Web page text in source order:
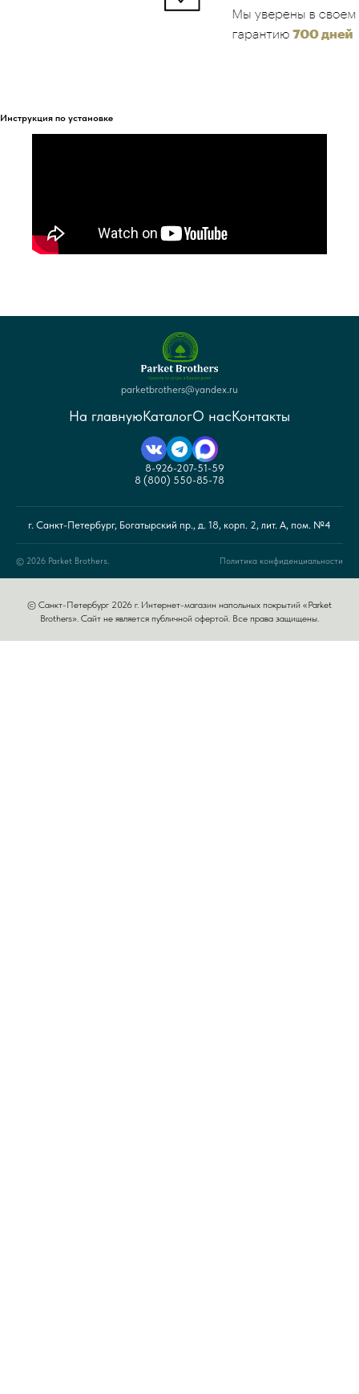
Инструкция по установке
parketbrothers@yandex.ru
На главнуюКаталогО насКонтакты
8-926-207-51-59
8 (800) 550-85-78
г. Санкт-Петербург, Богатырский пр., д. 18, корп. 2, лит. А, пом. №4
© 2026 Parket Brothers. Политика конфиденциальности
© Санкт-Петербург 2026 г. Интернет-магазин напольных покрытий «Parket
Brothers». Сайт не является публичной офертой. Все права защищены.